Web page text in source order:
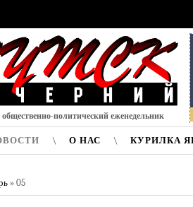
политический еженедельник
О НАС КУРИЛКА
» 05